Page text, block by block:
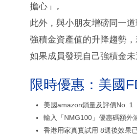
擔心」。
此外，與小朋友增磅同一
強積金資產值的升降趨勢
如果成員發現自己強積金
限時優惠：美國
美國amazon鎖量及評價No. 1
輸入「NMG100」優惠碼額外
香港用家真實試用 8週後效果